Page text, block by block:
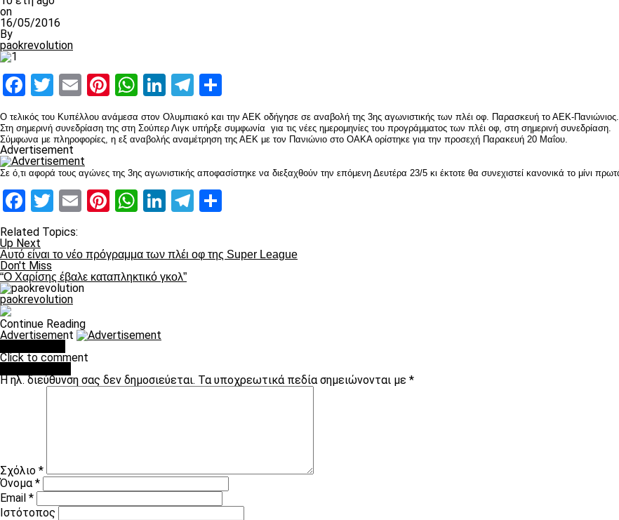
on
16/05/2016
By
paokrevolution
Facebook
Twitter
EmailPinterest
WhatsApp
LinkedIn
Telegram
O τελικός του Κυπέλλου ανάμεσα στον Ολυμπιακό και την ΑΕΚ οδήγησε σε αναβολή της 3ης αγωνιστικής των πλέι οφ. Παρασκευή το ΑΕΚ-Πανιώνιος.
Στη σημερινή συνεδρίαση της στη Σούπερ Λιγκ υπήρξε συμφωνία για τις νέες ημερομηνίες του προγράμματος των πλέι οφ, στη σημερινή συνεδρίαση.
Σύμφωνα με πληροφορίες, η εξ αναβολής αναμέτρηση της ΑΕΚ με τον Πανιώνιο στο ΟΑΚΑ ορίστηκε για την προσεχή Παρακευή 20 Μαΐου.
Advertisement
Σε ό,τι αφορά τους αγώνες της 3ης αγωνιστικής αποφασίστηκε να διεξαχθούν την επόμενη Δευτέρα 23/5 κι έκτοτε θα συνεχιστεί κανονικά το μίνι
Facebook
Twitter
EmailPinterest
WhatsApp
LinkedIn
Telegram
Related Topics:
Up Next
Αυτό είναι το νέο πρόγραμμα των πλέι οφ της Super League
Don't Miss
“Ο Χαρίσης έβαλε καταπληκτικό γκολ”
paokrevolution
Continue Reading
Advertisement
Click to comment
Η ηλ. διεύθυνση σας δεν δημοσιεύεται. Τα υποχρεωτικά πεδία σημειώνονται με *
Σχόλιο *
Όνομα*
Email *
Ιστότοπος